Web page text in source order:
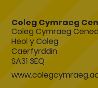
Coleg Cymraeg
Coleg Cymraeg
Heol y Coleg
Caerfyrddin
SA31 3EQ